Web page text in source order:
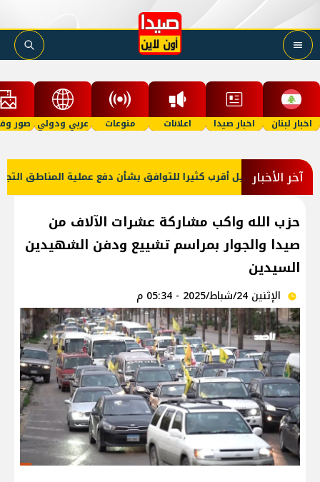
اخبار لبنان اخبار صيدا اعلانات منوعات عربي ودولي صور
آخر الأخبار
وإسرائيل أقرب كثيرا للتوافق بشأن دفع عملية المناطق
حزب الله واكب مشاركة عشرات الآلاف من
صيدا والجوار بمراسم تشييع ودفن الشهيدين
السيدين
الإثنين 24/شباط/2025 - 05:34 م